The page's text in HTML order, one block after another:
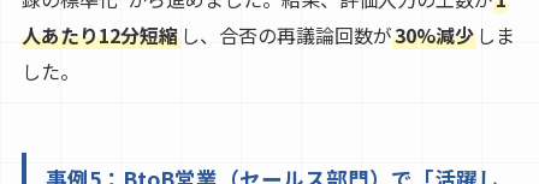
人あたり12分短縮し、合否の再議論回数が30%減少しま
した。